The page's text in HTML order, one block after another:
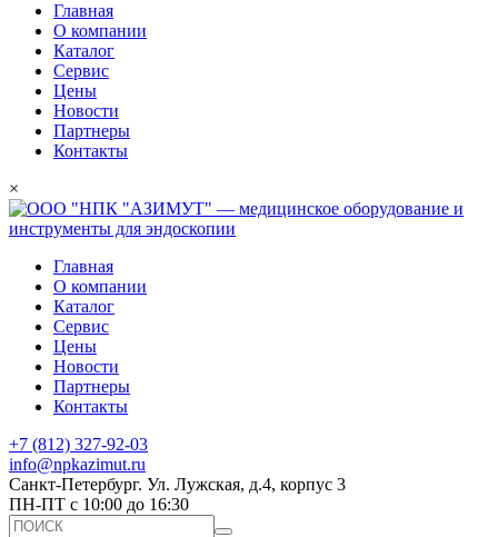
Главная
О компании
Каталог
Сервис
Цены
Новости
Партнеры
Контакты
×
Главная
О компании
Каталог
Сервис
Цены
Новости
Партнеры
Контакты
+7 (812) 327-92-03
info@npkazimut.ru
Санкт-Петербург. Ул. Лужская, д.4, корпус 3
ПН-ПТ с 10:00 до 16:30